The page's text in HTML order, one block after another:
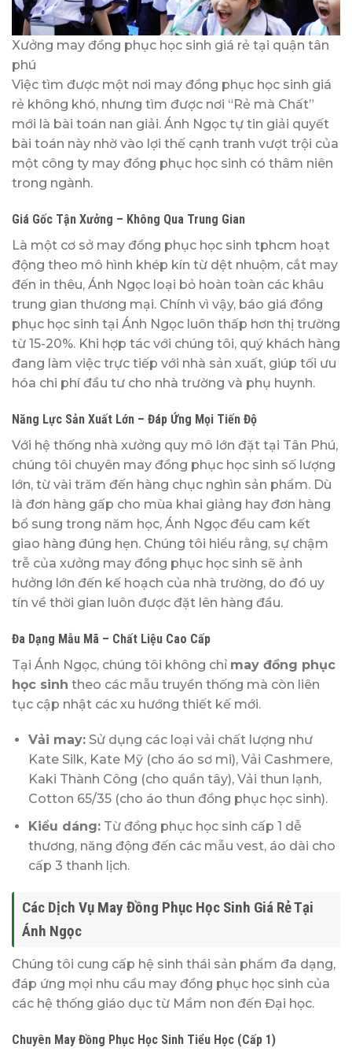
Xưởng may đồng phục học sinh giá rẻ tại quận tân
phú
Việc tìm được một nơi may đồng phục học sinh giá
rẻ không khó, nhưng tìm được nơi “Rẻ mà Chất”
mới là bài toán nan giải. Ánh Ngọc tự tin giải quyết
bài toán này nhờ vào lợi thế cạnh tranh vượt trội của
một công ty may đồng phục học sinh có thâm niên
trong ngành.
Giá Gốc Tận Xưởng – Không Qua Trung Gian
Là một cơ sở may đồng phục học sinh tphcm hoạt
động theo mô hình khép kín từ dệt nhuộm, cắt may
đến in thêu, Ánh Ngọc loại bỏ hoàn toàn các khâu
trung gian thương mại. Chính vì vậy, báo giá đồng
phục học sinh tại Ánh Ngọc luôn thấp hơn thị trường
từ 15-20%. Khi hợp tác với chúng tôi, quý khách hàng
đang làm việc trực tiếp với nhà sản xuất, giúp tối ưu
hóa chi phí đầu tư cho nhà trường và phụ huynh.
Năng Lực Sản Xuất Lớn – Đáp Ứng Mọi Tiến Độ
Với hệ thống nhà xưởng quy mô lớn đặt tại Tân Phú,
chúng tôi chuyên may đồng phục học sinh số lượng
lớn, từ vài trăm đến hàng chục nghìn sản phẩm. Dù
là đơn hàng gấp cho mùa khai giảng hay đơn hàng
bổ sung trong năm học, Ánh Ngọc đều cam kết
giao hàng đúng hẹn. Chúng tôi hiểu rằng, sự chậm
trễ của xưởng may đồng phục học sinh sẽ ảnh
hưởng lớn đến kế hoạch của nhà trường, do đó uy
tín về thời gian luôn được đặt lên hàng đầu.
Đa Dạng Mẫu Mã – Chất Liệu Cao Cấp
Tại Ánh Ngọc, chúng tôi không chỉ may đồng phục
học sinh theo các mẫu truyền thống mà còn liên
tục cập nhật các xu hướng thiết kế mới.
Vải may:Sử dụng các loại vải chất lượng như
Kate Silk, Kate Mỹ (cho áo sơ mi), Vải Cashmere,
Kaki Thành Công (cho quần tây), Vải thun lạnh,
Cotton 65/35 (cho áo thun đồng phục học sinh).
Kiểu dáng:Từ đồng phục học sinh cấp 1 dễ
thương, năng động đến các mẫu vest, áo dài cho
cấp 3 thanh lịch.
Các Dịch Vụ May Đồng Phục Học Sinh Giá Rẻ Tại
Ánh Ngọc
Chúng tôi cung cấp hệ sinh thái sản phẩm đa dạng,
đáp ứng mọi nhu cầu may đồng phục học sinh của
các hệ thống giáo dục từ Mầm non đến Đại học.
Chuyên May Đồng Phục Học Sinh Tiểu Học (Cấp 1)